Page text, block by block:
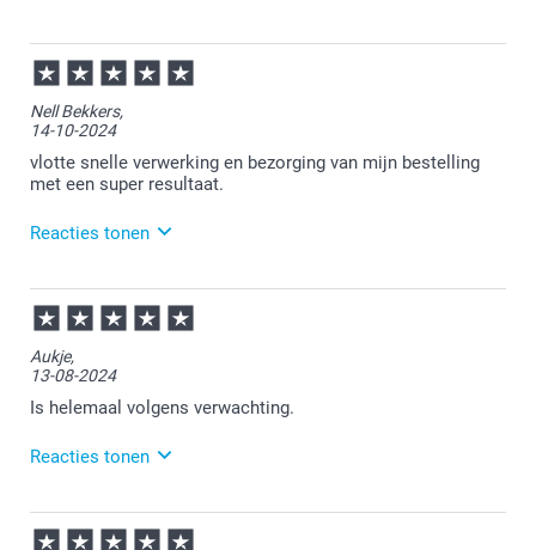
11-05-2026
12:04
Bedankt voor je review. Wat fijn om te horen dat je
tevreden bent over je ontvangen foto op aluminium.
Heel veel plezier ervan!
Nell Bekkers,
14-10-2024
vlotte snelle verwerking en bezorging van mijn bestelling
met een super resultaat.
Reacties tonen
14-10-2024
11:47
Bedankt voor je review. Fijn om te horen dat je je
veel plezier ervan en wellicht tot een volgende keer.
Aukje,
13-08-2024
Is helemaal volgens verwachting.
Reacties tonen
14-08-2024
10:18